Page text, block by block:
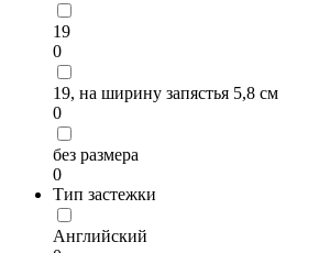
19
0
19, на ширину запястья 5,8 см
0
без размера
0
Тип застежки
Английский